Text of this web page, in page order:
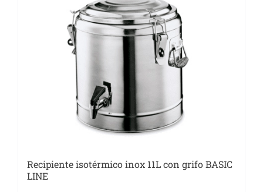
Recipiente isotérmico inox 11L con grifo BASIC
LINE